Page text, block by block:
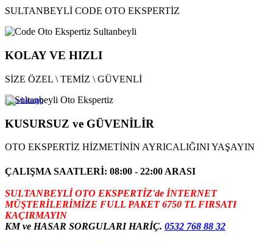
SULTANBEYLİ CODE OTO EKSPERTİZ
KOLAY VE HIZLI
SİZE ÖZEL \ TEMİZ \ GÜVENLİ
KUSURSUZ ve GÜVENİLİR
OTO EKSPERTİZ HİZMETİNİN AYRICALIĞINI YAŞAYIN
ÇALIŞMA SAATLERİ: 08:00 - 22:00 ARASI
SULTANBEYLİ OTO EKSPERTİZ'de İNTERNET
MÜŞTERİLERİMİZE FULL PAKET 6750 TL FIRSATI
KAÇIRMAYIN
KM ve HASAR SORGULARI HARİÇ. 0532 768 88 32